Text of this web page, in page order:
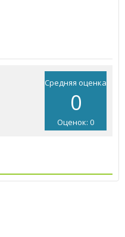
Средняя оценка
0
Оценок: 0